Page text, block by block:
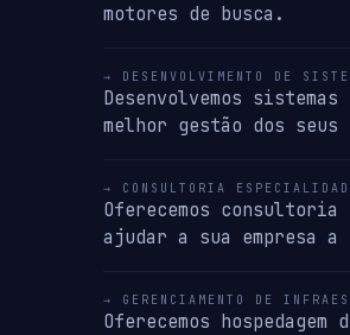
motores de busca.
→ DESENVOLVIMENTO DE
Desenvolvemos
melhor gestão dos seus
→ CONSULTORIA
Oferecemos
ajudar a sua empresa a
→ GERENCIAMENTO DE
Oferecemos